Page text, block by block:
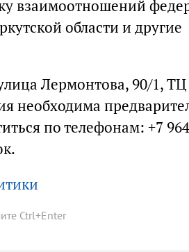
взаимоотношений
области и другие
Лермонтова, 90/1, ТЦ
необходима
по телефонам: +7
Ctrl+Enter